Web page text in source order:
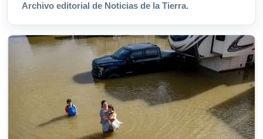
Archivo editorial de Noticias de la Tierra.